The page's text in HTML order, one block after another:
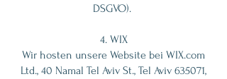
DSGVO).
4. WIX
Wir hosten unsere Website bei WIX.com
Ltd., 40 Namal Tel Aviv St., Tel Aviv 635071,